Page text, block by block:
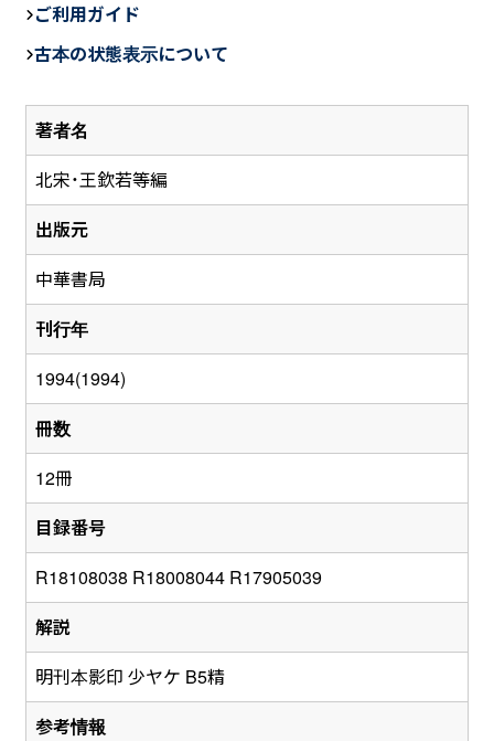
著者名
北宋・王欽若等編
出版元
中華書局
刊行年
1994(1994)
冊数
12冊
目録番号
R18108038 R18008044 R17905039
解説
明刊本影印 少ヤケ B5精
参考情報
e
b
o
o
ご利用ガイド
古本の状態表示について